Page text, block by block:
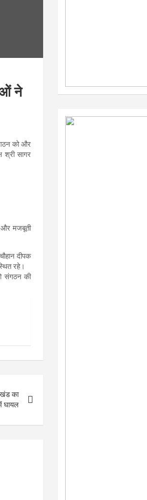
ने
को और
श्री सागर
और मजबूती
दीपक
रहे।
संगठन की
का
घायल